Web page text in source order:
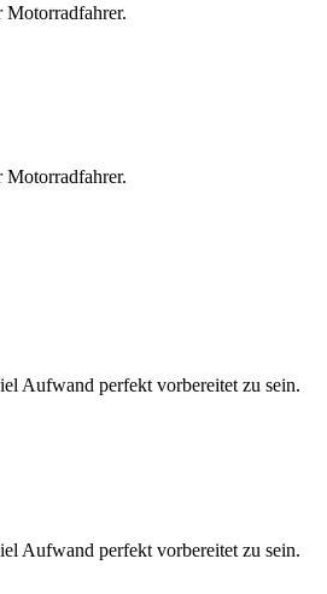
Motorradfahrer.
Motorradfahrer.
Aufwand perfekt vorbereitet zu sein.
Aufwand perfekt vorbereitet zu sein.